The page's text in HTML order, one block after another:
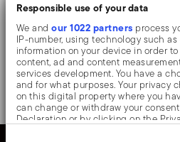
Responsible use of your data
We andour 1022 partners process
IP-number, using technology such
information on your device in order
content, ad and content
services development. You have a
and for what purposes. Your privacy
on this digital property where you
can change or withdraw your
Declaration or by clicking on the
5-PLY
Home Chef
Ottieni il massimo controllo
del calore.